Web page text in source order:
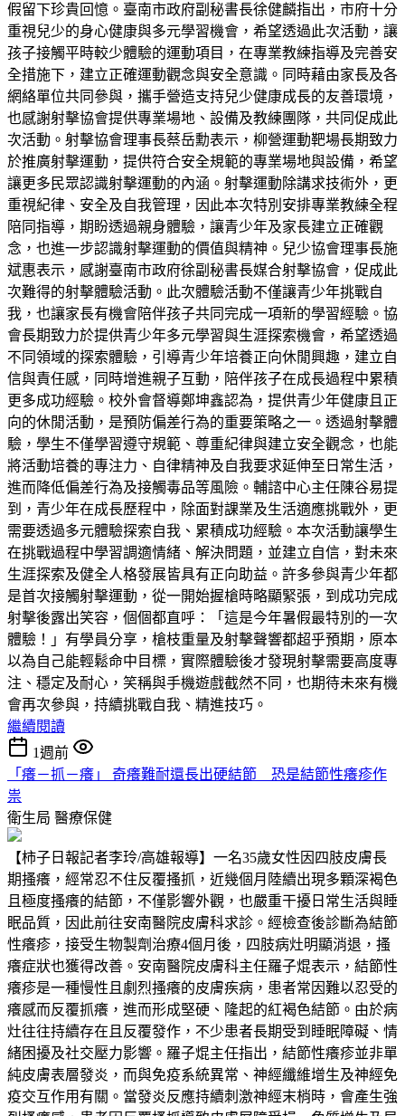
假留下珍貴回憶。臺南市政府副秘書長徐健麟指出，市府十分
重視兒少的身心健康與多元學習機會，希望透過此次活動，讓
孩子接觸平時較少體驗的運動項目，在專業教練指導及完善安
全措施下，建立正確運動觀念與安全意識。同時藉由家長及各
網絡單位共同參與，攜手營造支持兒少健康成長的友善環境，
也感謝射擊協會提供專業場地、設備及教練團隊，共同促成此
次活動。射擊協會理事長蔡岳勳表示，柳營運動靶場長期致力
於推廣射擊運動，提供符合安全規範的專業場地與設備，希望
讓更多民眾認識射擊運動的內涵。射擊運動除講求技術外，更
重視紀律、安全及自我管理，因此本次特別安排專業教練全程
陪同指導，期盼透過親身體驗，讓青少年及家長建立正確觀
念，也進一步認識射擊運動的價值與精神。兒少協會理事長施
斌惠表示，感謝臺南市政府徐副秘書長媒合射擊協會，促成此
次難得的射擊體驗活動。此次體驗活動不僅讓青少年挑戰自
我，也讓家長有機會陪伴孩子共同完成一項新的學習經驗。協
會長期致力於提供青少年多元學習與生涯探索機會，希望透過
不同領域的探索體驗，引導青少年培養正向休閒興趣，建立自
信與責任感，同時增進親子互動，陪伴孩子在成長過程中累積
更多成功經驗。校外會督導鄭坤鑫認為，提供青少年健康且正
向的休閒活動，是預防偏差行為的重要策略之一。透過射擊體
驗，學生不僅學習遵守規範、尊重紀律與建立安全觀念，也能
將活動培養的專注力、自律精神及自我要求延伸至日常生活，
進而降低偏差行為及接觸毒品等風險。輔諮中心主任陳谷易提
到，青少年在成長歷程中，除面對課業及生活適應挑戰外，更
需要透過多元體驗探索自我、累積成功經驗。本次活動讓學生
在挑戰過程中學習調適情緒、解決問題，並建立自信，對未來
生涯探索及健全人格發展皆具有正向助益。許多參與青少年都
是首次接觸射擊運動，從一開始握槍時略顯緊張，到成功完成
射擊後露出笑容，個個都直呼：「這是今年暑假最特別的一次
體驗！」有學員分享，槍枝重量及射擊聲響都超乎預期，原本
以為自己能輕鬆命中目標，實際體驗後才發現射擊需要高度專
注、穩定及耐心，笑稱與手機遊戲截然不同，也期待未來有機
會再次參與，持續挑戰自我、精進技巧。
繼續閱讀
1週前
「癢－抓－癢」 奇癢難耐還長出硬結節 恐是結節性癢疹作
祟
衛生局 醫療保健
【柿子日報記者李玲/高雄報導】一名35歲女性因四肢皮膚長
期搔癢，經常忍不住反覆搔抓，近幾個月陸續出現多顆深褐色
且極度搔癢的結節，不僅影響外觀，也嚴重干擾日常生活與睡
眠品質，因此前往安南醫院皮膚科求診。經檢查後診斷為結節
性癢疹，接受生物製劑治療4個月後，四肢病灶明顯消退，搔
癢症狀也獲得改善。安南醫院皮膚科主任羅子焜表示，結節性
癢疹是一種慢性且劇烈搔癢的皮膚疾病，患者常因難以忍受的
癢感而反覆抓癢，進而形成堅硬、隆起的紅褐色結節。由於病
灶往往持續存在且反覆發作，不少患者長期受到睡眠障礙、情
緒困擾及社交壓力影響。羅子焜主任指出，結節性癢疹並非單
純皮膚表層發炎，而與免疫系統異常、神經纖維增生及神經免
疫交互作用有關。當發炎反應持續刺激神經末梢時，會產生強